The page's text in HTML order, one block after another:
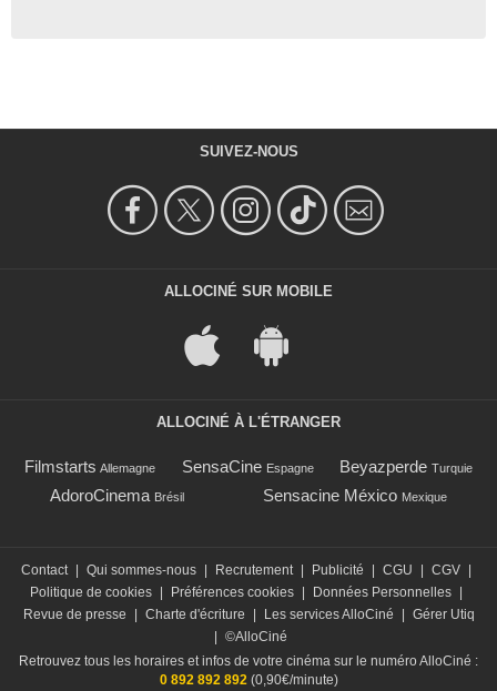
SUIVEZ-NOUS
ALLOCINÉ SUR MOBILE
ALLOCINÉ À L'ÉTRANGER
Filmstarts Allemagne SensaCine Espagne Beyazperde Turquie
AdoroCinema Brésil Sensacine México Mexique
Contact Qui sommes-nous Recrutement Publicité CGU CGV
Politique de cookies
Préférences cookies Données Personnelles
Revue de presse
Charte d'écriture Les services AlloCiné
Gérer Utiq
©AlloCiné
Retrouvez tous les horaires et infos de votre cinéma sur le numéro AlloCiné :
0 892 892 892(0,90€/minute)